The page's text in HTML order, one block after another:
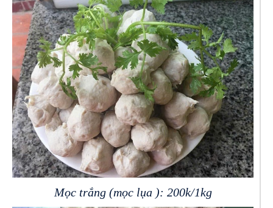
Mọc trắng (mọc lụa ): 200k/1kg